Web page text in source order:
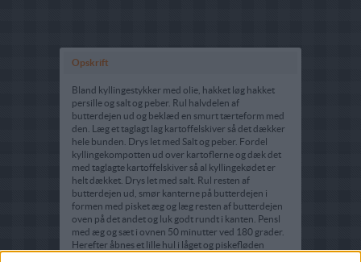
Opskrift
Bland kyllingestykker med olie, hakket løg hakket
persille og salt og peber. Rul halvdelen af
butterdejen ud og beklæd en smurt tærteform med
den. Læg et taglagt lag kartoffelskiver så det dækker
hele bunden. Drys let med Salt og peber. Fordel
kyllingekompotten ud over kartoflerne og dæk det
med taglagte kartoffelskiver så al kyllingekødet er
helt dækket. Drys let med salt. Rul resten af
butterdejen ud, smør kanterne på butterdejen i
formen med pisket æg og læg resten af butterdejen
oven på det andet og luk godt rundt i kanten. Pensl
med æg og sæt i ovnen 50 minutter ved 180 grader.
Herefter åbnes et lille hul i låget og piskefløden